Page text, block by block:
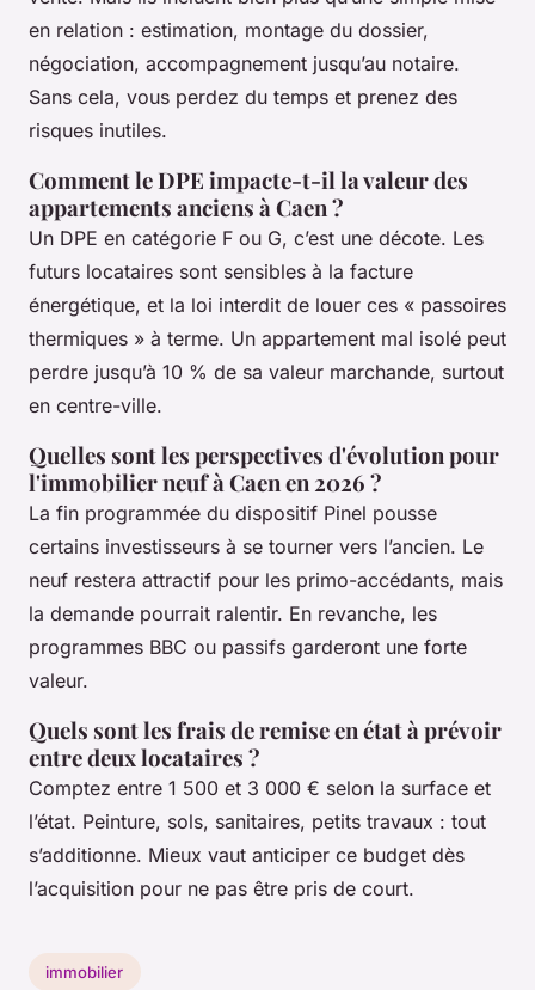
en relation : estimation, montage du dossier,
négociation, accompagnement jusqu’au notaire.
Sans cela, vous perdez du temps et prenez des
risques inutiles.
Comment le DPE impacte-t-il la valeur des
appartements anciens à Caen ?
Un DPE en catégorie F ou G, c’est une décote. Les
futurs locataires sont sensibles à la facture
énergétique, et la loi interdit de louer ces « passoires
thermiques » à terme. Un appartement mal isolé peut
perdre jusqu’à 10 % de sa valeur marchande, surtout
en centre-ville.
Quelles sont les perspectives d'évolution pour
l'immobilier neuf à Caen en 2026 ?
La fin programmée du dispositif Pinel pousse
certains investisseurs à se tourner vers l’ancien. Le
neuf restera attractif pour les primo-accédants, mais
la demande pourrait ralentir. En revanche, les
programmes BBC ou passifs garderont une forte
valeur.
Quels sont les frais de remise en état à prévoir
entre deux locataires ?
Comptez entre 1 500 et 3 000 € selon la surface et
l’état. Peinture, sols, sanitaires, petits travaux : tout
s’additionne. Mieux vaut anticiper ce budget dès
l’acquisition pour ne pas être pris de court.
immobilier